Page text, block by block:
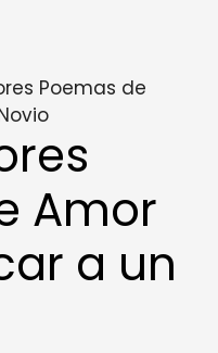
Poemas de
Amor
a un